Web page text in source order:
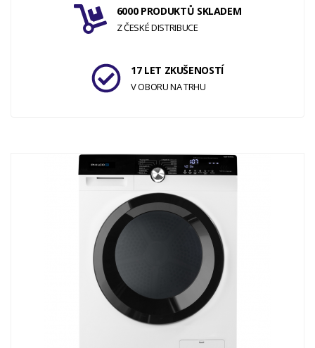
6000 PRODUKTŮ SKLADEM
Z ČESKÉ DISTRIBUCE
17 LET ZKUŠENOSTÍ
V OBORU NA TRHU